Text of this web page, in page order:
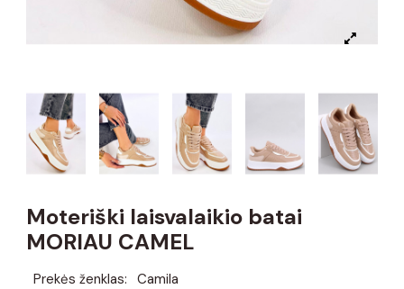
Moteriški laisvalaikio batai
MORIAU CAMEL
Prekės ženklas: Camila